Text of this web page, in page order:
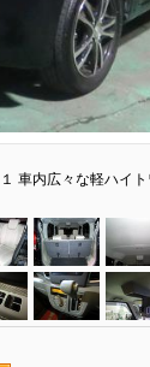
車内広々な軽ハイ